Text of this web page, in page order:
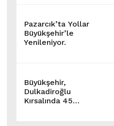
Pazarcık’ta Yollar
Büyükşehir’le
Yenileniyor.
Büyükşehir,
Dulkadiroğlu
Kırsalında 45